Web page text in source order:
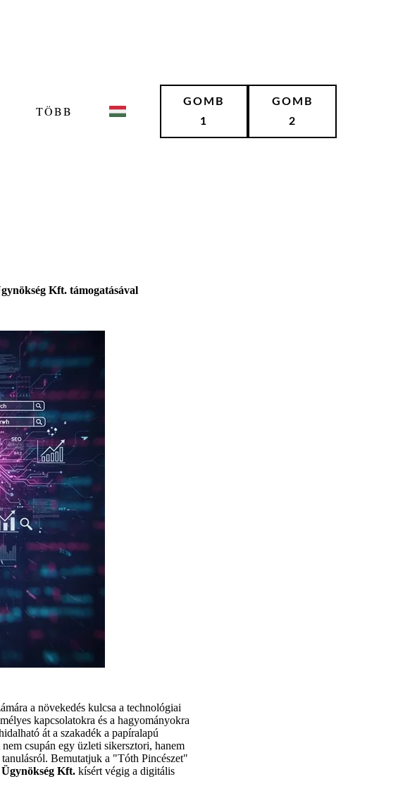
TÖBB
GOMB
1
GOMB
2
Kft. támogatásával
a növekedés kulcsa a technológiai
kapcsolatokra és a hagyományokra
át a szakadék a papíralapú
csupán egy üzleti sikersztori, hanem
Bemutatjuk a "Tóth Pincészet"
Kft. kísért végig a digitális